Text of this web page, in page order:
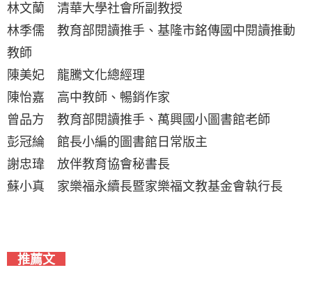
林文蘭 清華大學社會所副教授
林季儒 教育部閱讀推手、基隆市銘傳國中閱讀推動
教師
陳美妃 龍騰文化總經理
陳怡嘉 高中教師、暢銷作家
曾品方 教育部閱讀推手、萬興國小圖書館老師
彭冠綸 館長小編的圖書館日常版主
謝忠瑋 放伴教育協會秘書長
蘇小真 家樂福永續長暨家樂福文教基金會執行長
推薦文